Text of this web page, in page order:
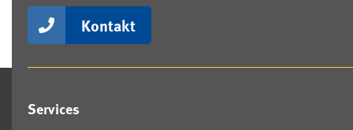
Kontakt
Services